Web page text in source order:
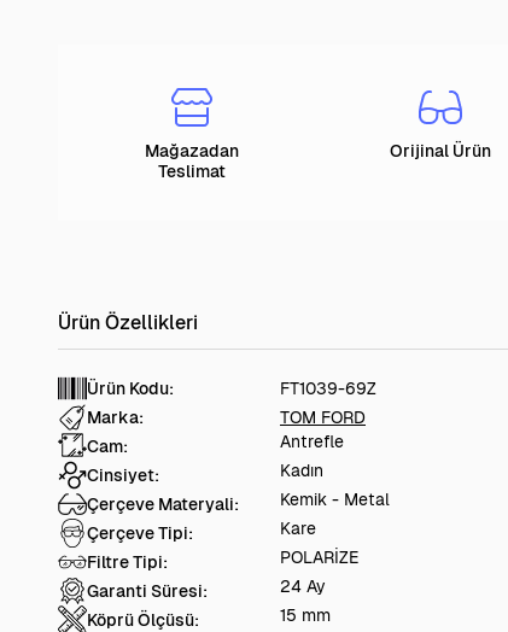
Mağazadan
Teslimat
Orijinal Ürün
Ürün Kodu:
FT1039-69Z
Marka:
TOM FORD
Cam:
Antrefle
Cinsiyet:
Kadın
Çerçeve Materyali:
Kemik - Metal
Çerçeve Tipi:
Kare
Filtre Tipi:
POLARİZE
Garanti Süresi:
24 Ay
Köprü Ölçüsü:
15 mm